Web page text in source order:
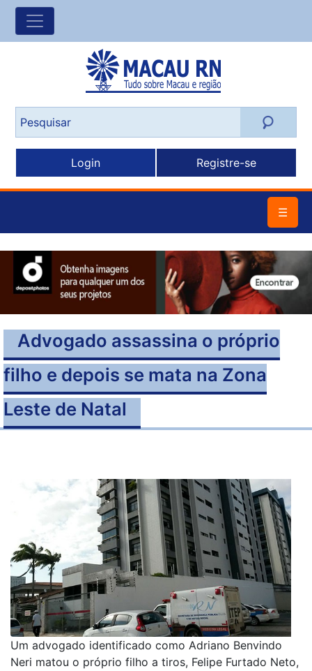
Login Registre-se
☰
Advogado assassina o próprio
filho e depois se mata na Zona
Leste de Natal
Um advogado identificado como Adriano Benvindo
Neri matou o próprio filho a tiros, Felipe Furtado Neto,